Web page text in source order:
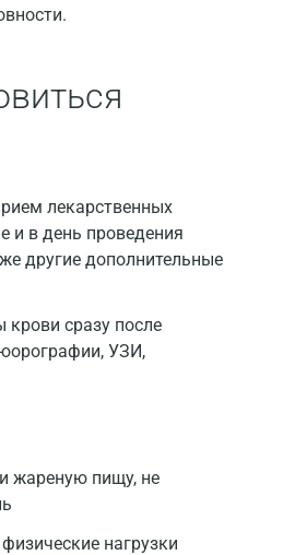
лекарственных
и в день проведения
другие дополнительные
крови сразу после
УЗИ,
жареную пищу, не
нагрузки